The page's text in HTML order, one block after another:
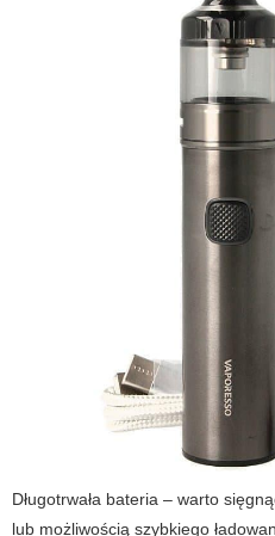
Długotrwała bateria – warto
lub możliwością szybkiego